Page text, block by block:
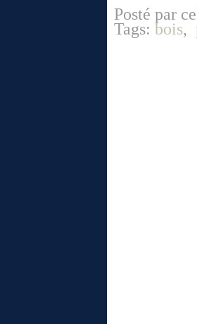
Posté par
Tags: bois,